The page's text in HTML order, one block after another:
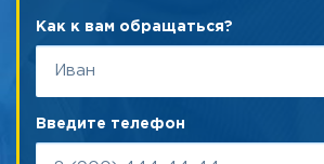
Как к вам обращаться?
Введите телефон